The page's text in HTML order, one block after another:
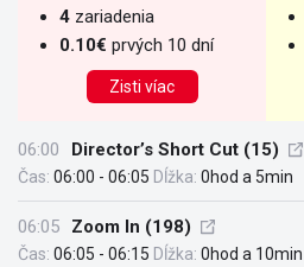
4 zariadenia
0.10€ prvých 10 dní
Zisti víac
06:00 Director’s Short Cut (15)
Čas: 06:00 - 06:05 Dĺžka: 0hod a 5min
06:05 Zoom In (198)
Čas: 06:05 - 06:15 Dĺžka: 0hod a 10min